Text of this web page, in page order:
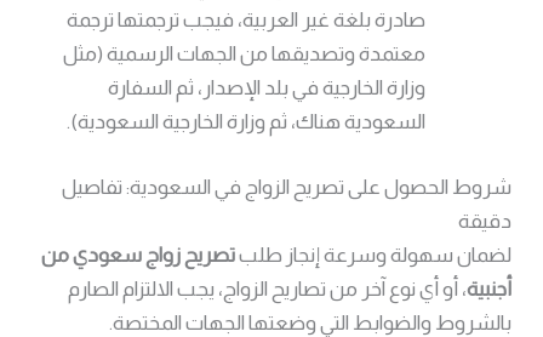
صادرة بلغة غير العربية، فيجب ترجمتها ترجمة
معتمدة وتصديقها من الجهات الرسمية (مثل
وزارة الخارجية في بلد الإصدار، ثم السفارة
السعودية هناك، ثم وزارة الخارجية السعودية).
شروط الحصول على تصريح الزواج في السعودية: تفاصيل
دقيقة
لضمان سهولة وسرعة إنجاز طلبتصريح زواج سعودي من
أجنبية، أو أي نوع آخر من تصاريح الزواج، يجب الالتزام الصارم
بالشروط والضوابط التي وضعتها الجهات المختصة.